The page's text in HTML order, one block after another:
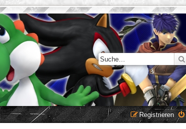
Registrieren